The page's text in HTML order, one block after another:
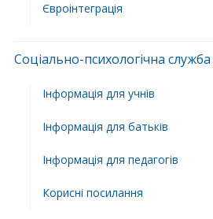
Євроінтеграція
Соціально-психологічна служба
Інформація для учнів
Інформація для батьків
Інформація для педагогів
Корисні посилання